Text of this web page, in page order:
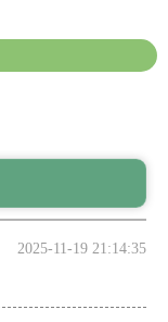
2025-11-19 21:14:35